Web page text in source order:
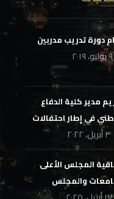
دورة تدريب مدربين
٩ يوليو، ٢٠١٩
مدير كلية الدفاع
في إطار احتفالات
٣٠ أبريل، ٢٠٢٢
المجلس الأعلى
والمجلس